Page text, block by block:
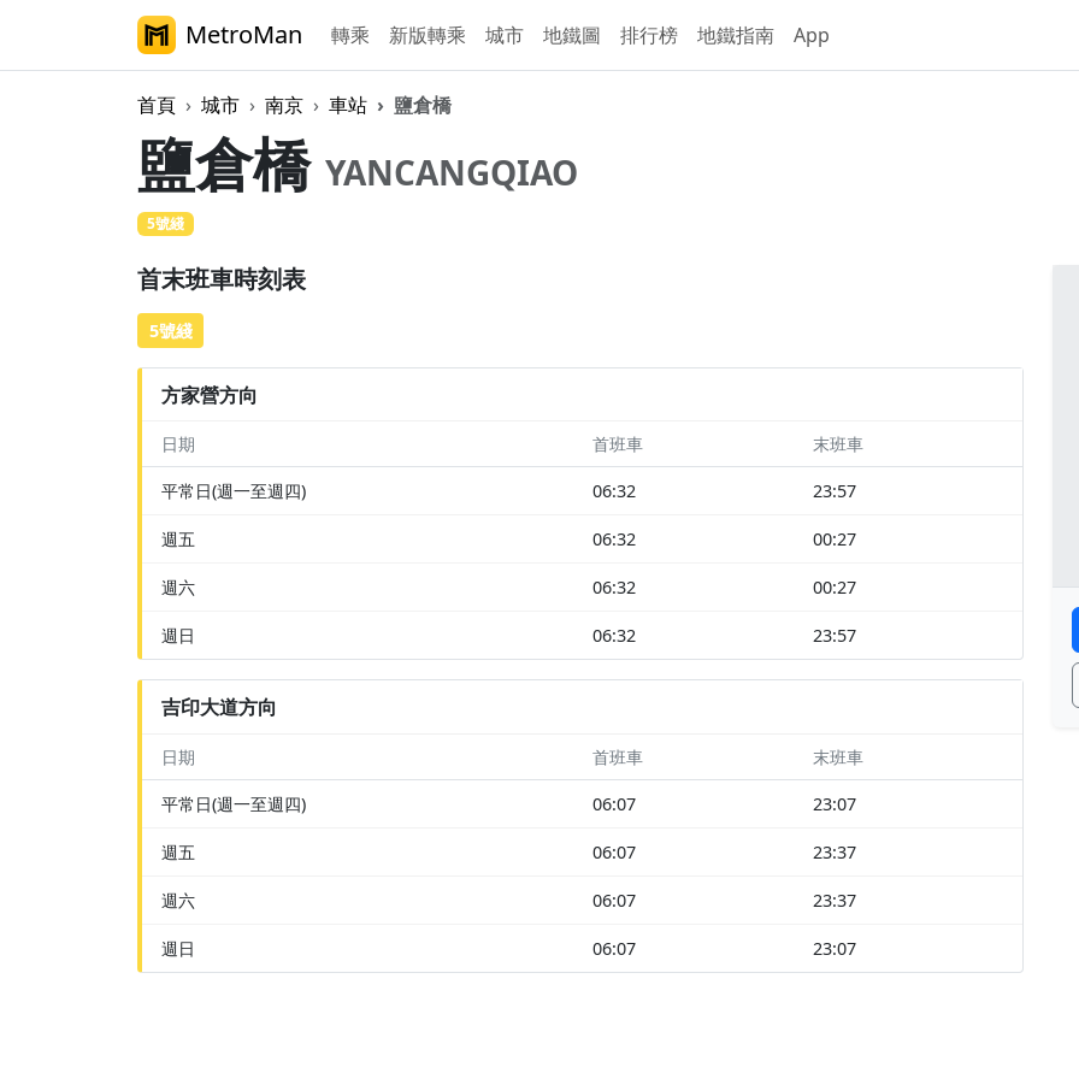
MetroMan 轉乘 新版轉乘 城市 地鐵圖 排行榜 地鐵指南 App
首頁 城市 南京 車站 鹽倉橋
鹽倉橋 YANCANGQIAO
5號綫
首末班車時刻表
5號綫
方家營方向
日期 首班車 末班車
平常日(週一至週四) 06:32 23:57
週五 06:32 00:27
週六 06:32 00:27
週日 06:32 23:57
吉印大道方向
日期 首班車 末班車
平常日(週一至週四) 06:07 23:07
週五 06:07 23:37
週六 06:07 23:37
週日 06:07 23:07